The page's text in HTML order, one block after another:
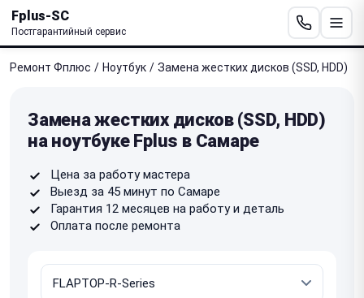
Fplus-SC
Постгарантийный сервис
Ремонт Фплюс / Ноутбук / Замена жестких дисков (SSD, HDD)
Замена жестких дисков (SSD, HDD)
на ноутбуке Fplus в Самаре
Цена за работу мастера
Выезд за 45 минут по Самаре
Гарантия 12 месяцев на работу и деталь
Оплата после ремонта